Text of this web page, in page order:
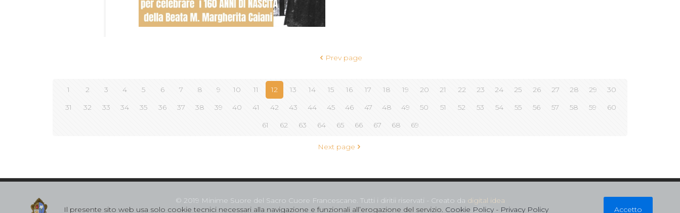
Prev page
1 2 3 4 5 6 7 8 9 10 11 12 13 14 15 16 17 18 19 20 21 22 23 24 25 26 27 28 29
30
31
32 33 34 35 36 37 38 39 40 41 42 43 44 45 46 47 48 49 50 51 52 53 54 55 56 57 58 59
60
61
62 63 64 65 66 67 68 69
Next page
© 2019 Minime Suore del Sacro Cuore Francescane. Tutti i diritii riservati - Creato da digital idea
Il presente sito web usa solo cookie tecnici necessari alla navigazione e funzionali all’erogazione del servizio. Cookie Policy- Privacy Policy Accetto